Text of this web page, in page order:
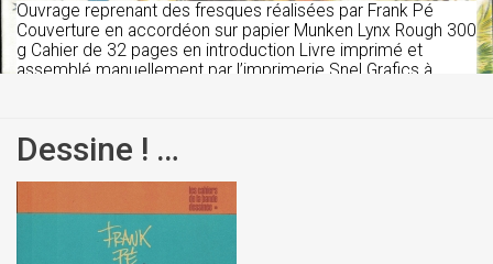
Ouvrage reprenant des fresques réalisées par Frank Pé
Couverture en accordéon sur papier Munken Lynx Rough 300
g Cahier de 32 pages en introduction Livre imprimé et
assemblé manuellement par l’imprimerie Snel Grafics à
Dessine ! …